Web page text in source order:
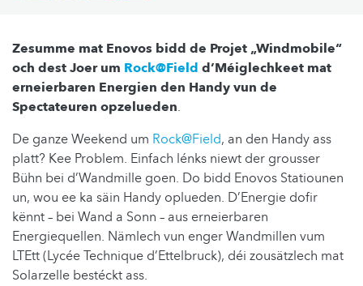
Zesumme mat Enovos bidd de Projet „Windmobile“
och dest Joer um Rock@Field d’Méiglechkeet mat
erneierbaren Energien den Handy vun de
Spectateuren opzelueden.
De ganze Weekend um Rock@Field, an den Handy ass
platt? Kee Problem. Einfach lénks niewt der grousser
Bühn bei d’Wandmille goen. Do bidd Enovos Statiounen
un, wou ee ka säin Handy oplueden. D’Energie dofir
kënnt – bei Wand a Sonn – aus erneierbaren
Energiequellen. Nämlech vun enger Wandmillen vum
LTEtt (Lycée Technique d’Ettelbruck), déi zousätzlech mat
Solarzelle bestéckt ass.